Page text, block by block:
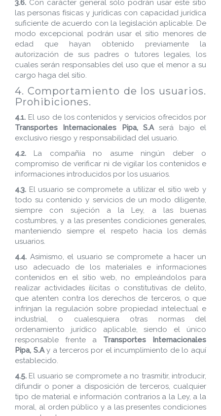
3.6. Con carácter general sólo podrán usar este sitio
las personas físicas y jurídicas con capacidad jurídica
suficiente de acuerdo con la legislación aplicable. De
modo excepcional podrán usar el sitio menores de
edad que hayan obtenido previamente la
autorización de sus padres o tutores legales, los
cuales serán responsables del uso que el menor a su
cargo haga del sitio.
4. Comportamiento de los usuarios.
Prohibiciones.
4.1. El uso de los contenidos y servicios ofrecidos por
Transportes Internacionales Pipa, S.Aserá bajo el
exclusivo riesgo y responsabilidad del usuario.
4.2. La compañía no asume ningún deber o
compromiso de verificar ni de vigilar los contenidos e
informaciones introducidos por los usuarios.
4.3. El usuario se compromete a utilizar el sitio web y
todo su contenido y servicios de un modo diligente,
siempre con sujeción a la Ley, a las buenas
costumbres, y a las presentes condiciones generales,
manteniendo siempre el respeto hacia los demás
usuarios.
4.4. Asimismo, el usuario se compromete a hacer un
uso adecuado de los materiales e informaciones
contenidos en el sitio web, no empleándolos para
realizar actividades ilícitas o constitutivas de delito,
que atenten contra los derechos de terceros, o que
infrinjan la regulación sobre propiedad intelectual e
industrial, o cualesquiera otras normas del
ordenamiento jurídico aplicable, siendo el único
responsable frente a Transportes Internacionales
Pipa, S.Ay a terceros por el incumplimiento de lo aquí
establecido.
4.5. El usuario se compromete a no trasmitir, introducir,
difundir o poner a disposición de terceros, cualquier
tipo de material e información contrarios a la Ley, a la
moral, al orden público y a las presentes condiciones